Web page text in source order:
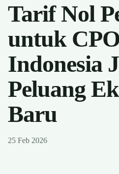
Tarif Nol
untuk CPO
Indonesia
Peluang
Baru
25 Feb 2026